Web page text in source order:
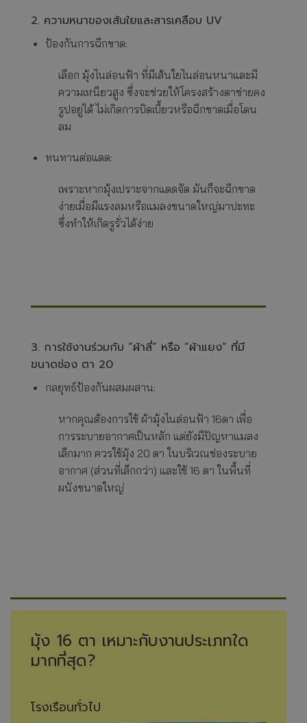
2. ความหนาของเส้นใยและสารเคลือบ UV
ป้องกันการฉีกขาด:
เลือก มุ้งไนล่อนฟ้า ที่มีเส้นใยไนล่อนหนาและมี
ความเหนียวสูง ซึ่งจะช่วยให้โครงสร้างตาข่ายคง
รูปอยู่ได้ ไม่เกิดการบิดเบี้ยวหรือฉีกขาดเมื่อโดน
ลม
ทนทานต่อแดด:
เพราะหากมุ้งเปราะจากแดดจัด มันก็จะฉีกขาด
ง่ายเมื่อมีแรงลมหรือแมลงขนาดใหญ่มาปะทะ
ซึ่งทำให้เกิดรูรั่วได้ง่าย
3. การใช้งานร่วมกับ “ผ้าลี่” หรือ “ผ้าแยง” ที่มี
ขนาดช่อง ตา 20
กลยุทธ์ป้องกันผสมผสาน:
หากคุณต้องการใช้ ผ้ามุ้งไนล่อนฟ้า 16ตา เพื่อ
การระบายอากาศเป็นหลัก แต่ยังมีปัญหาแมลง
เล็กมาก ควรใช้มุ้ง 20 ตา ในบริเวณช่องระบาย
อากาศ (ส่วนที่เล็กกว่า) และใช้ 16 ตา ในพื้นที่
ผนังขนาดใหญ่
มุ้ง 16 ตา เหมาะกับงานประเภทใด
มากที่สุด?
โรงเรือนทั่วไป